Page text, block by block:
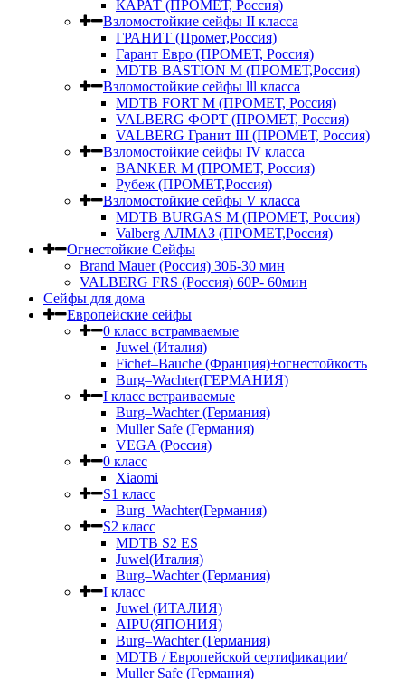
КАРАТ (ПРОМЕТ, Россия)
Взломостойкие сейфы II класса
ГРАНИТ (Промет,Россия)
Гарант Евро (ПРОМЕТ, Россия)
MDTB BASTION M (ПРОМЕТ,Россия)
Взломостойкие сейфы lll класса
MDTB FORT M (ПРОМЕТ, Россия)
VALBERG ФОРТ (ПРОМЕТ, Россия)
VALBERG Гранит III (ПРОМЕТ, Россия)
Взломостойкие сейфы IV класса
BANKER M (ПРОМЕТ, Россия)
Рубеж (ПРОМЕТ,Россия)
Взломостойкие сейфы V класса
MDTB BURGAS M (ПРОМЕТ, Россия)
Valberg АЛМАЗ (ПРОМЕТ,Россия)
Огнестойкие Сейфы
Brand Mauer (Россия) 30Б-30 мин
VALBERG FRS (Россия) 60Р- 60мин
Сейфы для дома
Европейские сейфы
0 класс встрамваемые
Juwel (Италия)
Fichet–Bauche (Франция)+огнестойкость
Burg–Wachter(ГЕРМАНИЯ)
I класс встраиваемые
Burg–Wachter (Германия)
Muller Safe (Германия)
VEGA (Россия)
0 класс
Xiaomi
S1 класс
Burg–Wachter(Германия)
S2 класс
MDTB S2 ES
Juwel(Италия)
Burg–Wachter (Германия)
I класс
Juwel (ИТАЛИЯ)
AIPU(ЯПОНИЯ)
Burg–Wachter (Германия)
MDTB / Европейской сертификации/
Muller Safe (Германия)